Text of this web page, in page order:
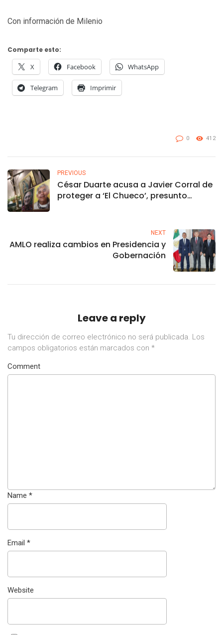
Con información de Milenio
Comparte esto:
X Facebook WhatsApp
Telegram Imprimir
0 412
PREVIOUS
César Duarte acusa a Javier Corral de
proteger a ‘El Chueco’, presunto
NEXT
AMLO realiza cambios en Presidencia y
Gobernación
Leave a reply
Tu dirección de correo electrónico no será publicada. Los
campos obligatorios están marcados con *
Comment
Name *
Email *
Website